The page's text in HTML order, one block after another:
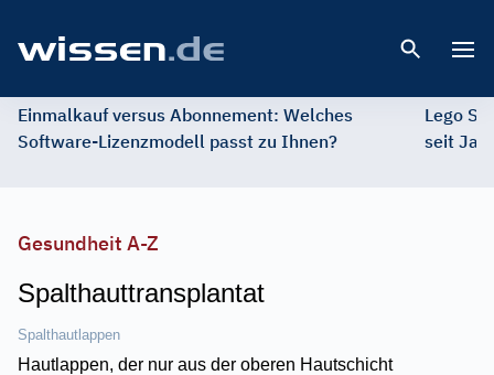
Einmalkauf versus Abonnement: Welches
Software-Lizenzmodell passt zu Ihnen?
Lego
seit
Gesundheit A-Z
Spalthauttransplantat
Spalthautlappen
Hautlappen, der nur aus der oberen Hautschicht